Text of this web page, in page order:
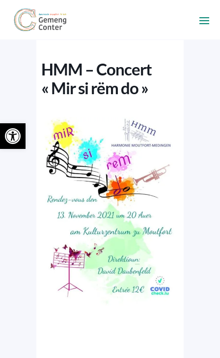
HMM – Concert
« Mir si rëm do »
Ouvrir la barre d’outils